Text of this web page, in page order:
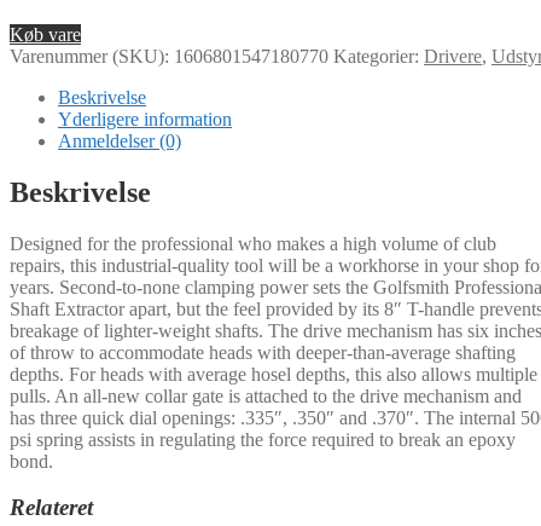
Køb vare
Varenummer (SKU): 1606801547180770 Kategorier: Drivere,
Beskrivelse
Yderligere information
Anmeldelser (0)
Beskrivelse
Designed for the professional who makes a high volume of club
repairs, this industrial-quality tool will be a workhorse in your shop
years. Second-to-none clamping power sets the Golfsmith
Shaft Extractor apart, but the feel provided by its 8″ T-handle
breakage of lighter-weight shafts. The drive mechanism has six inches
of throw to accommodate heads with deeper-than-average shafting
depths. For heads with average hosel depths, this also allows multiple
pulls. An all-new collar gate is attached to the drive mechanism and
has three quick dial openings: .335″, .350″ and .370″. The internal
psi spring assists in regulating the force required to break an epoxy
bond.
Relateret